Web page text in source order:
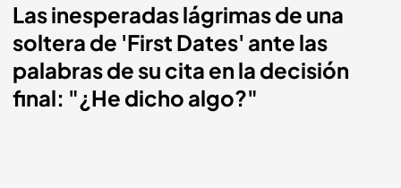
Las inesperadas lágrimas de una
soltera de 'First Dates' ante las
palabras de su cita en la decisión
final: "¿He dicho algo?"